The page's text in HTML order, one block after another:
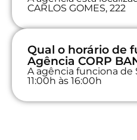
CARLOS GOMES, 222
Qual o horário de
Agência CORP
A agência funciona de
11:00h às 16:00h